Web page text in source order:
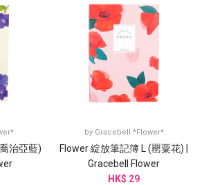
治亞藍)
by Gracebell *Flower*
Flower 綻放筆記簿 L (罌粟花) |
Gracebell Flower
HK$ 29